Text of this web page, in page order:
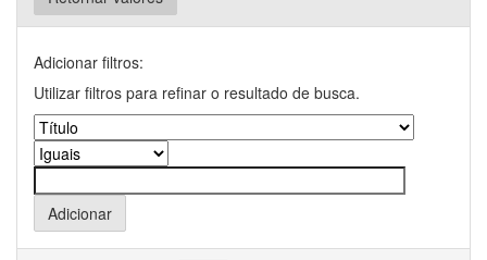
Adicionar filtros:
Utilizar filtros para refinar o resultado de busca.